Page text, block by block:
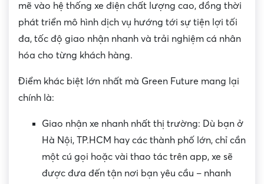
mẽ vào hệ thống xe điện chất lượng cao, đồng thời
phát triển mô hình dịch vụ hướng tới sự tiện lợi tối
đa, tốc độ giao nhận nhanh và trải nghiệm cá nhân
hóa cho từng khách hàng.
Điểm khác biệt lớn nhất mà Green Future mang lại
chính là:
Giao nhận xe nhanh nhất thị trường: Dù bạn ở
Hà Nội, TP.HCM hay các thành phố lớn, chỉ cần
một cú gọi hoặc vài thao tác trên app, xe sẽ
được đưa đến tận nơi bạn yêu cầu – nhanh